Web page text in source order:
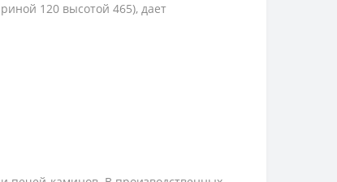
120 высотой 465), дает